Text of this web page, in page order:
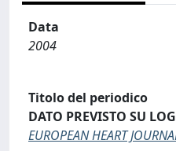
Data
2004
Titolo del periodico
DATO PREVISTO SU
EUROPEAN HEART